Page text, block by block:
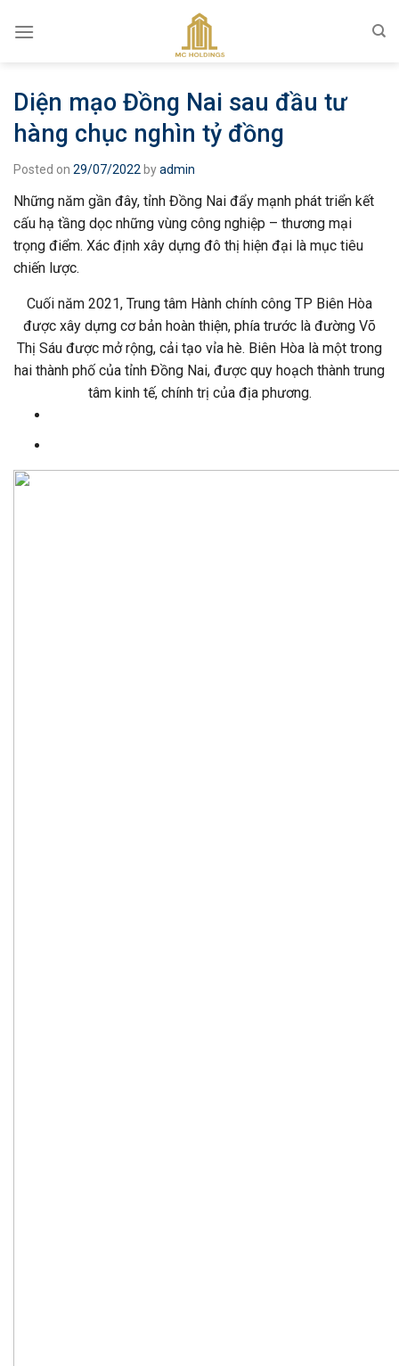
Diện mạo Đồng Nai sau đầu tư
hàng chục nghìn tỷ đồng
Posted on 29/07/2022 byadmin
Những năm gần đây, tỉnh Đồng Nai đẩy mạnh phát triển kết
cấu hạ tầng dọc những vùng công nghiệp – thương mại
trọng điểm. Xác định xây dựng đô thị hiện đại là mục tiêu
chiến lược.
Cuối năm 2021, Trung tâm Hành chính công TP Biên Hòa
được xây dựng cơ bản hoàn thiện, phía trước là đường Võ
Thị Sáu được mở rộng, cải tạo vỉa hè. Biên Hòa là một trong
hai thành phố của tỉnh Đồng Nai, được quy hoạch thành trung
tâm kinh tế, chính trị của địa phương.